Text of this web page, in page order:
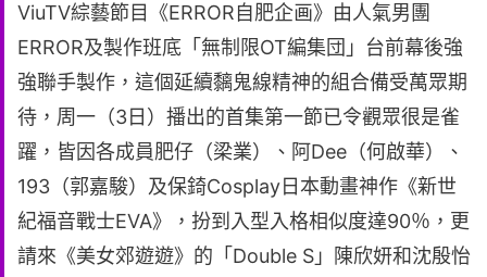
ViuTV綜藝節目《ERROR自肥企画》由人氣男團
ERROR及製作班底「無制限OT編集団」台前幕後強
強聯手製作，這個延續黐鬼線精神的組合備受萬眾期
待，周一（3日）播出的首集第一節已令觀眾很是雀
躍，皆因各成員肥仔（梁業）、阿Dee（何啟華）、
193（郭嘉駿）及保錡Cosplay日本動畫神作《新世
紀福音戰士EVA》，扮到入型入格相似度達90％，更
請來《美女郊遊遊》的「Double S」陳欣妍和沈殷怡